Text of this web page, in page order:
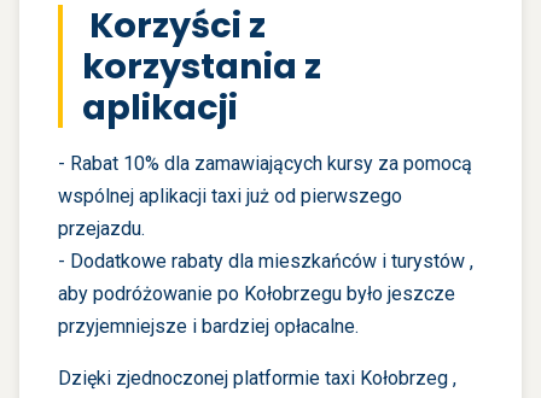
Korzyści z
korzystania z
aplikacji
- Rabat 10% dla zamawiających kursy za pomocą
wspólnej aplikacji taxi już od pierwszego
przejazdu.
- Dodatkowe rabaty dla mieszkańców i turystów ,
aby podróżowanie po Kołobrzegu było jeszcze
przyjemniejsze i bardziej opłacalne.
Dzięki zjednoczonej platformie taxi Kołobrzeg ,